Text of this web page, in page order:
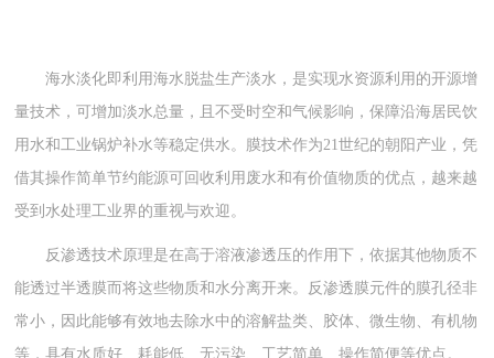
海水淡化即利用海水脱盐生产淡水，是实现水资源利用的开源增
量技术，可增加淡水总量，且不受时空和气候影响，保障沿海居民饮
用水和工业锅炉补水等稳定供水。膜技术作为21世纪的朝阳产业，凭
借其操作简单节约能源可回收利用废水和有价值物质的优点，越来越
受到水处理工业界的重视与欢迎。
反渗透技术原理是在高于溶液渗透压的作用下，依据其他物质不
能透过半透膜而将这些物质和水分离开来。反渗透膜元件的膜孔径非
常小，因此能够有效地去除水中的溶解盐类、胶体、微生物、有机物
等，具有水质好、耗能低、无污染、工艺简单、操作简便等优点。